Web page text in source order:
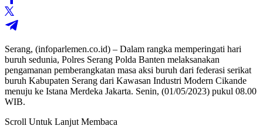
Serang, (infoparlemen.co.id) – Dalam rangka memperingati hari
buruh sedunia, Polres Serang Polda Banten melaksanakan
pengamanan pemberangkatan masa aksi buruh dari federasi serikat
buruh Kabupaten Serang dari Kawasan Industri Modern Cikande
menuju ke Istana Merdeka Jakarta. Senin, (01/05/2023) pukul 08.00
WIB.
Scroll Untuk Lanjut Membaca